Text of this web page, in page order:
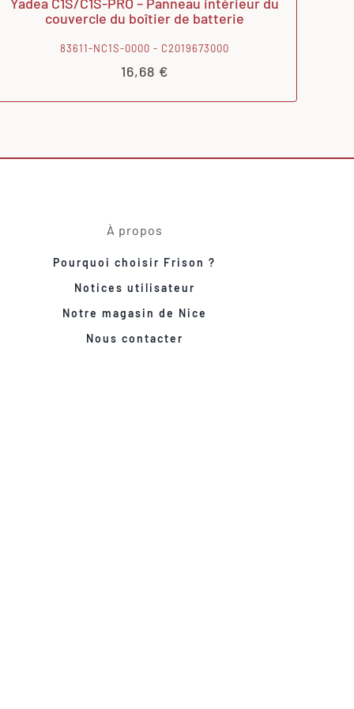
couvercle du boîtier de batterie
83611-NC1S-0000 - C2019673000
16,68 €
À propos
Pourquoi choisir Frison ?
Notices utilisateur
Notre magasin de Nice
Nous contacter